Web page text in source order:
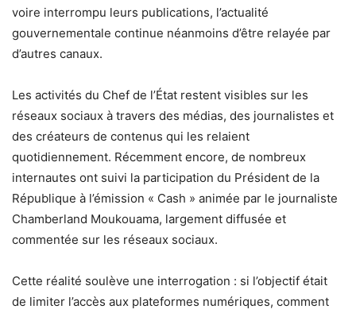
voire interrompu leurs publications, l’actualité
gouvernementale continue néanmoins d’être relayée par
d’autres canaux.
Les activités du Chef de l’État restent visibles sur les
réseaux sociaux à travers des médias, des journalistes et
des créateurs de contenus qui les relaient
quotidiennement. Récemment encore, de nombreux
internautes ont suivi la participation du Président de la
République à l’émission « Cash » animée par le journaliste
Chamberland Moukouama, largement diffusée et
commentée sur les réseaux sociaux.
Cette réalité soulève une interrogation : si l’objectif était
de limiter l’accès aux plateformes numériques, comment